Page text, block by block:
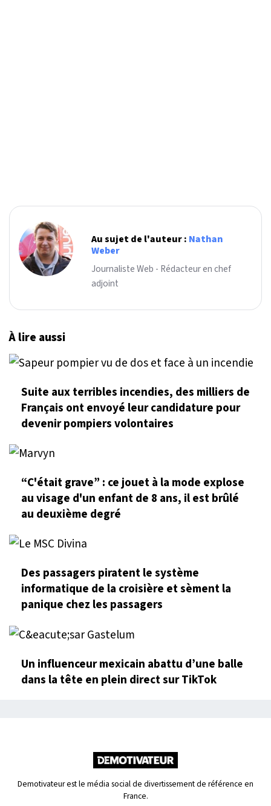
Au sujet de l'auteur : Nathan
Weber
Journaliste Web - Rédacteur en chef
adjoint
À lire aussi
Suite aux terribles incendies, des milliers de
Français ont envoyé leur candidature pour
devenir pompiers volontaires
“C'était grave” : ce jouet à la mode explose
au visage d'un enfant de 8 ans, il est brûlé
au deuxième degré
Des passagers piratent le système
informatique de la croisière et sèment la
panique chez les passagers
Un influenceur mexicain abattu d’une balle
dans la tête en plein direct sur TikTok
Demotivateur est le média social de divertissement de référence en
France.